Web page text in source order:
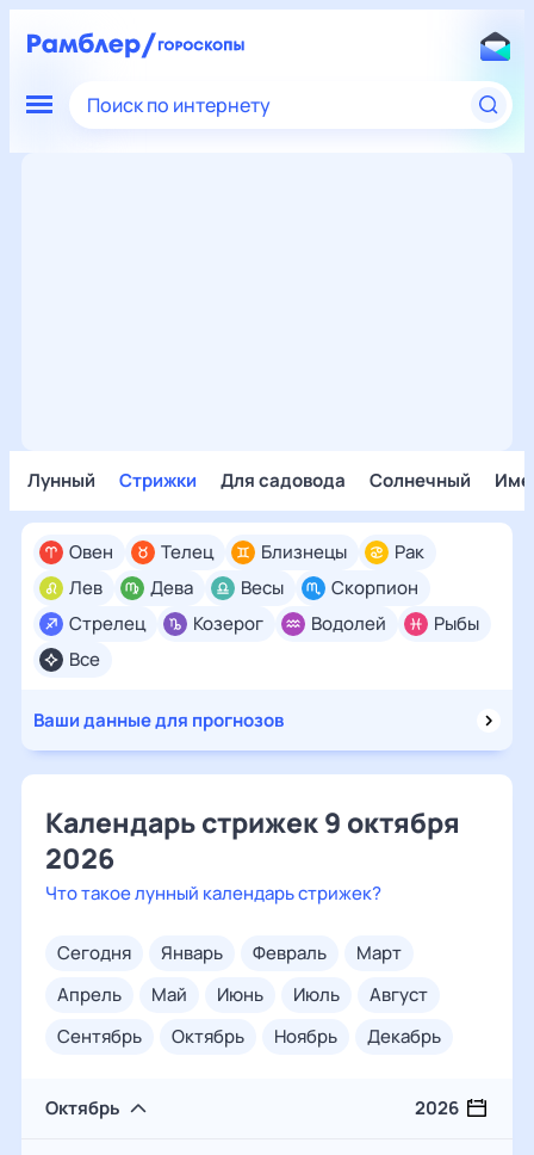
Поиск по интернету
Лунный Стрижки Для садовода Солнечный
Все
Овен Телец Близнецы
Рак
Лев
Дева Весы
Скорпион
Стрелец
Козерог Водолей Рыбы
Ваши данные для прогнозов
Календарь стрижек 9 октября
2026
Что такое лунный календарь стрижек?
сегодня январь февраль
март
апрель
май июнь июль
август
сентябрь
октябрь ноябрь декабрь
Октябрь 2026